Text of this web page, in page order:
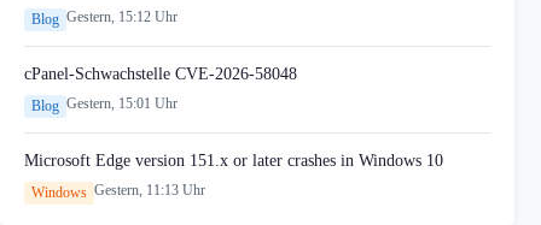
Blog Gestern, 15:12 Uhr
cPanel-Schwachstelle CVE-2026-58048
Blog Gestern, 15:01 Uhr
Microsoft Edge version 151.x or later crashes in Windows 10
Windows Gestern, 11:13 Uhr